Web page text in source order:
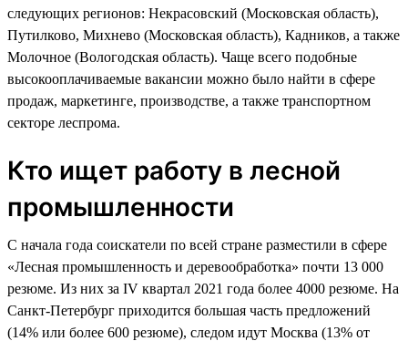
следующих регионов: Некрасовский (Московская область),
Путилково, Михнево (Московская область), Кадников, а также
Молочное (Вологодская область). Чаще всего подобные
высокооплачиваемые вакансии можно было найти в сфере
продаж, маркетинге, производстве, а также транспортном
секторе леспрома.
Кто ищет работу в лесной
промышленности
С начала года соискатели по всей стране разместили в сфере
«Лесная промышленность и деревообработка» почти 13 000
резюме. Из них за IV квартал 2021 года более 4000 резюме. На
Санкт-Петербург приходится большая часть предложений
(14% или более 600 резюме), следом идут Москва (13% от